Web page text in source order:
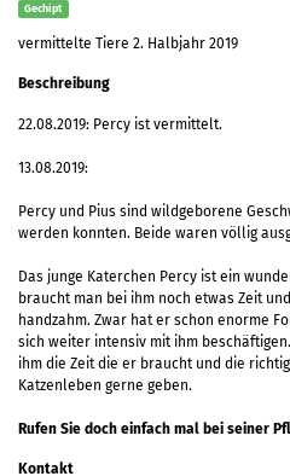
Gechipt
vermittelte Tiere 2. Halbjahr 2019
Beschreibung
22.08.2019: Percy ist vermittelt.
13.08.2019:
Percy und Pius sind wildgeborene
werden konnten. Beide waren völlig
Das junge Katerchen Percy ist ein
braucht man bei ihm noch etwas Zeit
handzahm. Zwar hat er schon enorme
sich weiter intensiv mit ihm
ihm die Zeit die er braucht und die
Katzenleben gerne geben.
Rufen Sie doch einfach mal bei seiner
Kontakt